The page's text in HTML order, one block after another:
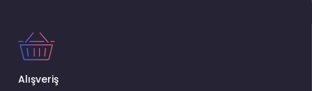
Alışveriş